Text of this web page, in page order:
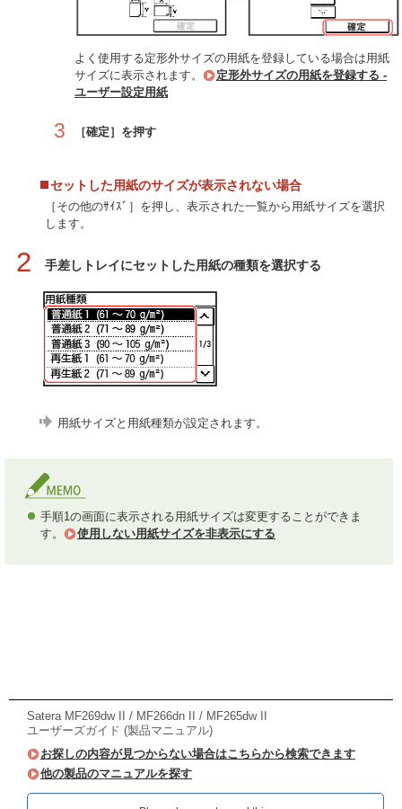
よく使用する定形外サイズの用紙を登録している場合は用紙
サイズに表示されます。
定形外サイズの用紙を登録する -
ユーザー設定用紙
3 ［確定］を押す
セットした用紙のサイズが表示されない場合
［その他のｻｲｽﾞ］を押し、表示された一覧から用紙サイズを選択
します。
2 手差しトレイにセットした用紙の種類を選択する
用紙サイズと用紙種類が設定されます。
手順1の画面に表示される用紙サイズは変更することができま
す。
使用しない用紙サイズを非表示にする
Satera MF269dw II / MF266dn II / MF265dw II
ユーザーズガイド (製品マニュアル)
お探しの内容が見つからない場合はこちらから検索できます
他の製品のマニュアルを探す